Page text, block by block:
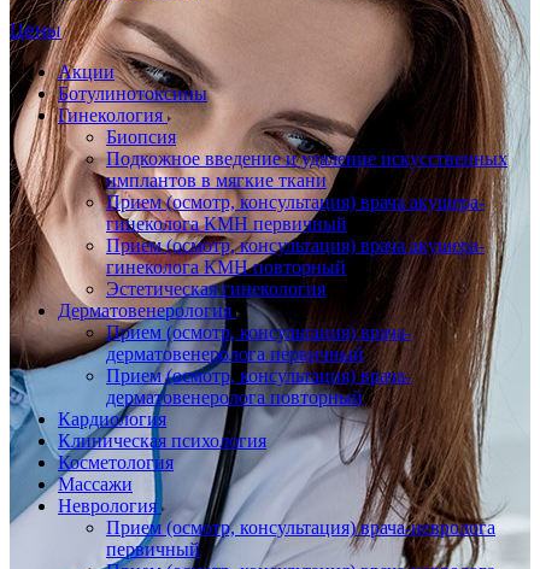
Цены
Акции
Ботулинотоксины
Гинекология
Биопсия
Подкожное введение и удаление искусственных
имплантов в мягкие ткани
Прием (осмотр, консультация) врача акушера-
гинеколога КМН первичный
Прием (осмотр, консультация) врача акушера-
гинеколога КМН повторный
Эстетическая гинекология
Дерматовенерология
Прием (осмотр, консультация) врача-
дерматовенеролога первичный
Прием (осмотр, консультация) врача-
дерматовенеролога повторный
Кардиология
Клиническая психология
Косметология
Массажи
Неврология
Прием (осмотр, консультация) врача-невролога
первичный